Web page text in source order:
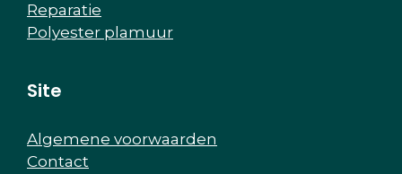
Reparatie
Polyester plamuur
Site
Algemene voorwaarden
Contact